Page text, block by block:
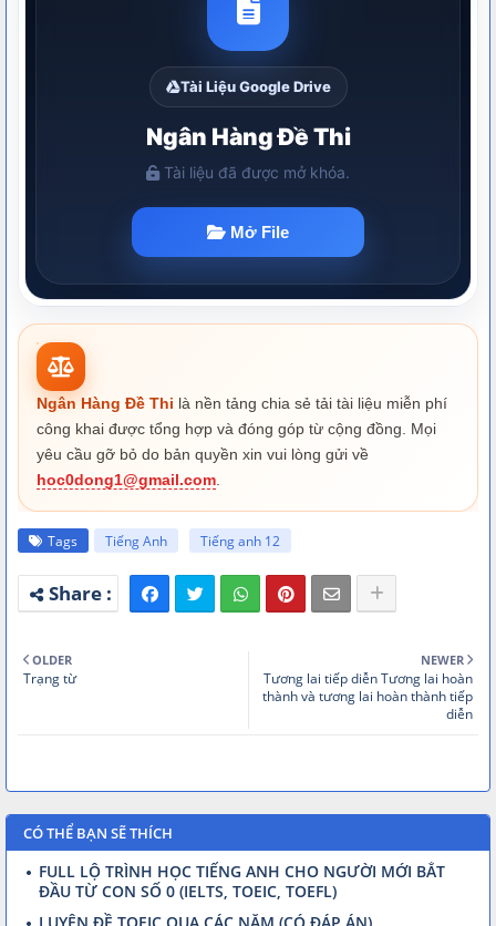
Ngân Hàng Đề Thi là nền tảng chia sẻ tải tài liệu miễn phí
công khai được tổng hợp và đóng góp từ cộng đồng. Mọi
yêu cầu gỡ bỏ do bản quyền xin vui lòng gửi về
hoc0dong1@gmail.com
Tags Tiếng Anh Tiếng anh 12
NEWER
Tương lai tiếp diễn Tương lai hoàn
thành và tương lai hoàn thành tiếp
diễn
OLDER
Trạng từ
CÓ THỂ BẠN SẼ THÍCH
FULL LỘ TRÌNH HỌC TIẾNG ANH CHO NGƯỜI MỚI BẮT
ĐẦU TỪ CON SỐ 0 (IELTS, TOEIC, TOEFL)
LUYỆN ĐỀ TOEIC QUA CÁC NĂM (CÓ ĐÁP ÁN)